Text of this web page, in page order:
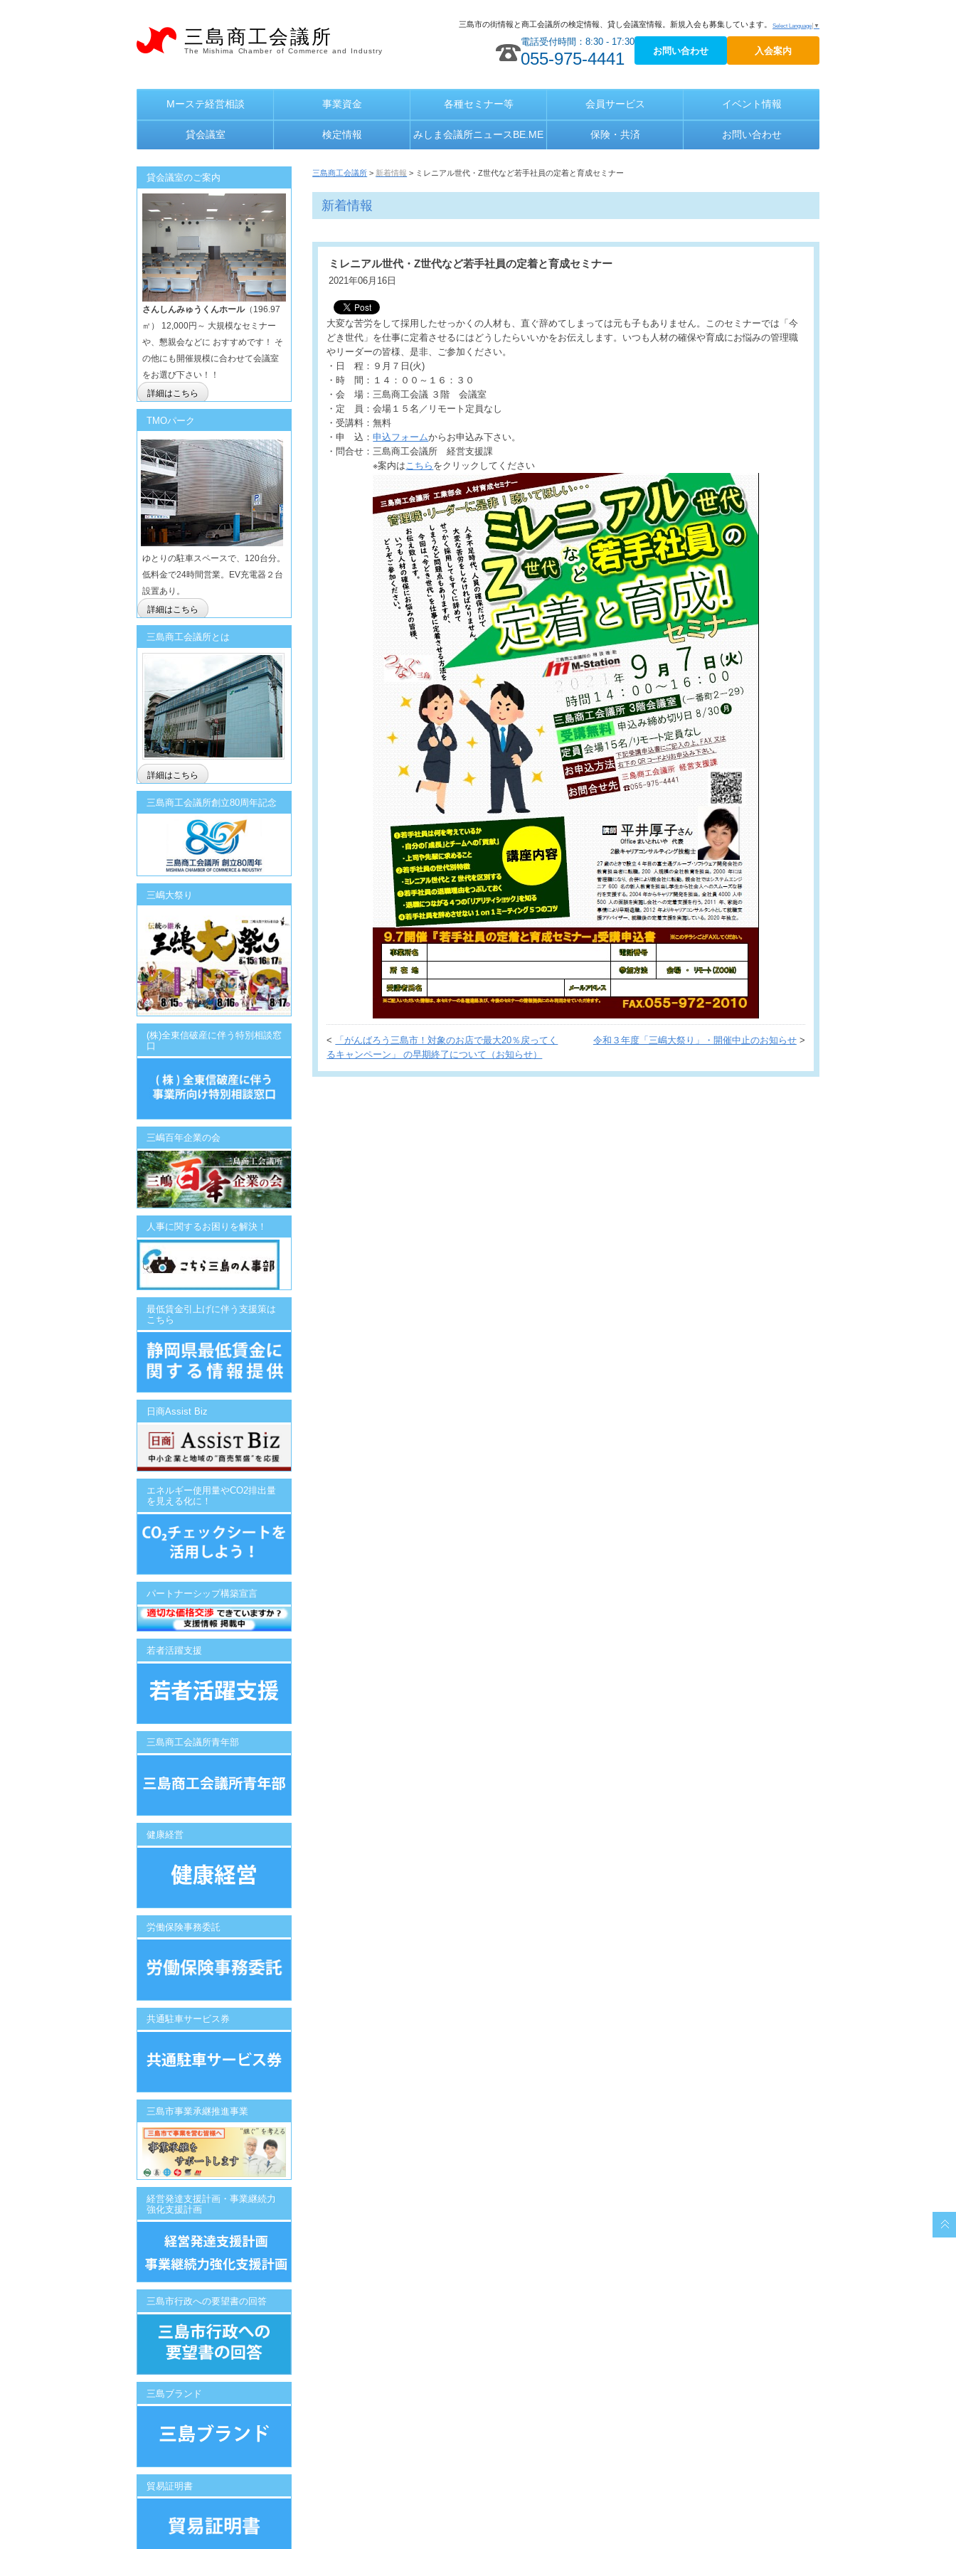
三島商工会議所
The Mishima Chamber of Commerce and Industry
Select Language ▼
三島市の街情報と商工会議所の検定情報、貸し会議室情報。新規入会も募集しています。
電話受付時間：8:30 - 17:30
055-975-4441 お問い合わせ 入会案内
Mーステ経営相談 事業資金 各種セミナー等 会員サービス イベント情報
貸会議室 検定情報 みしま会議所ニュースBE.ME 保険・共済 お問い合わせ
三島商工会議所 > 新着情報 > ミレニアル世代・Z世代など若手社員の定着と育成セミナー
新着情報
ミレニアル世代・Z世代など若手社員の定着と育成セミナー
2021年06月16日
大変な苦労をして採用したせっかくの人材も、直ぐ辞めてしまっては元も子もありません。このセミナーでは「今
どき世代」を仕事に定着させるにはどうしたらいいかをお伝えします。いつも人材の確保や育成にお悩みの管理職
やリーダーの皆様、是非、ご参加ください。
・日 程：９月７日(火)
・時 間：１４：００～１６：３０
・会 場：三島商工会議 ３階 会議室
・定 員：会場１５名／リモート定員なし
・受講料：無料
・申 込：申込フォームからお申込み下さい。
・問合せ：三島商工会議所 経営支援課
※案内はこちら をクリックしてください
<
「がんばろう三島市！対象のお店で最大20％戻ってく
るキャンペーン」 の早期終了について（お知らせ）
令和３年度「三嶋大祭り」・開催中止のお知らせ>
貸会議室のご案内
さんしんみゅうくんホール（196.97
㎡） 12,000円～ 大規模なセミナー
や、懇親会などに おすすめです！ そ
の他にも開催規模に合わせて会議室
をお選び下さい！！
詳細はこちら
TMOパーク
ゆとりの駐車スペースで、120台分。
低料金で24時間営業。EV充電器２台
設置あり。
詳細はこちら
三島商工会議所とは
詳細はこちら
三島商工会議所創立80周年記念
三嶋大祭り
(株)全東信破産に伴う特別相談窓
口
三嶋百年企業の会
人事に関するお困りを解決！
最低賃金引上げに伴う支援策は
こちら
日商Assist Biz
エネルギー使用量やCO2排出量
を見える化に！
パートナーシップ構築宣言
若者活躍支援
三島商工会議所青年部
健康経営
労働保険事務委託
共通駐車サービス券
三島市事業承継推進事業
経営発達支援計画・事業継続力
強化支援計画
三島市行政への要望書の回答
三島ブランド
貿易証明書